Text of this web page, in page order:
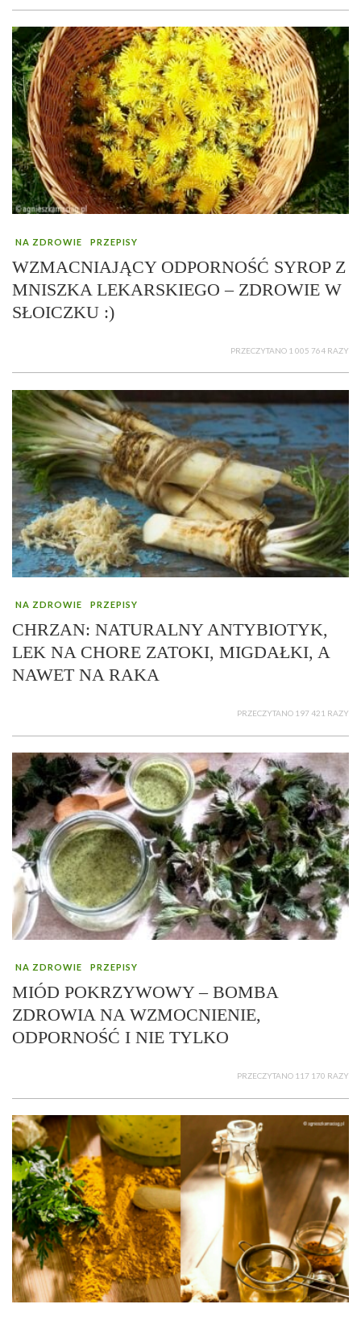
NA ZDROWIE PRZEPISY
WZMACNIAJĄCY ODPORNOŚĆ SYROP Z
MNISZKA LEKARSKIEGO – ZDROWIE W
SŁOICZKU :)
PRZECZYTANO 1 005 764 RAZY
NA ZDROWIE PRZEPISY
CHRZAN: NATURALNY ANTYBIOTYK,
LEK NA CHORE ZATOKI, MIGDAŁKI, A
NAWET NA RAKA
PRZECZYTANO 197 421 RAZY
NA ZDROWIE PRZEPISY
MIÓD POKRZYWOWY – BOMBA
ZDROWIA NA WZMOCNIENIE,
ODPORNOŚĆ I NIE TYLKO
PRZECZYTANO 117 170 RAZY